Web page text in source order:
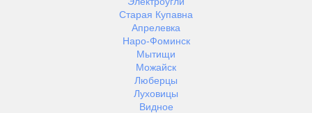
Старая Купавна
Апрелевка
Наро-Фоминск
Мытищи
Можайск
Люберцы
Луховицы
Видное